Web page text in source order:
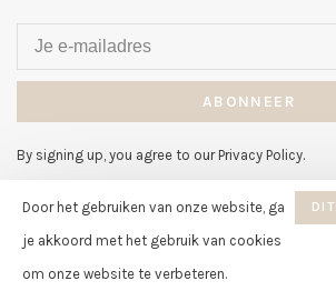
ABONNEER
By signing up, you agree to our Privacy Policy.
© Copyright 2026 Just be Jolie
Door het gebruiken van onze website, ga
je akkoord met het gebruik van cookies
om onze website te verbeteren.
DIT